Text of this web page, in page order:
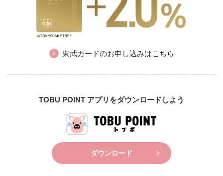
東武カードのお申し込みはこちら
TOBU POINT アプリをダウンロードしよう
ダウンロード